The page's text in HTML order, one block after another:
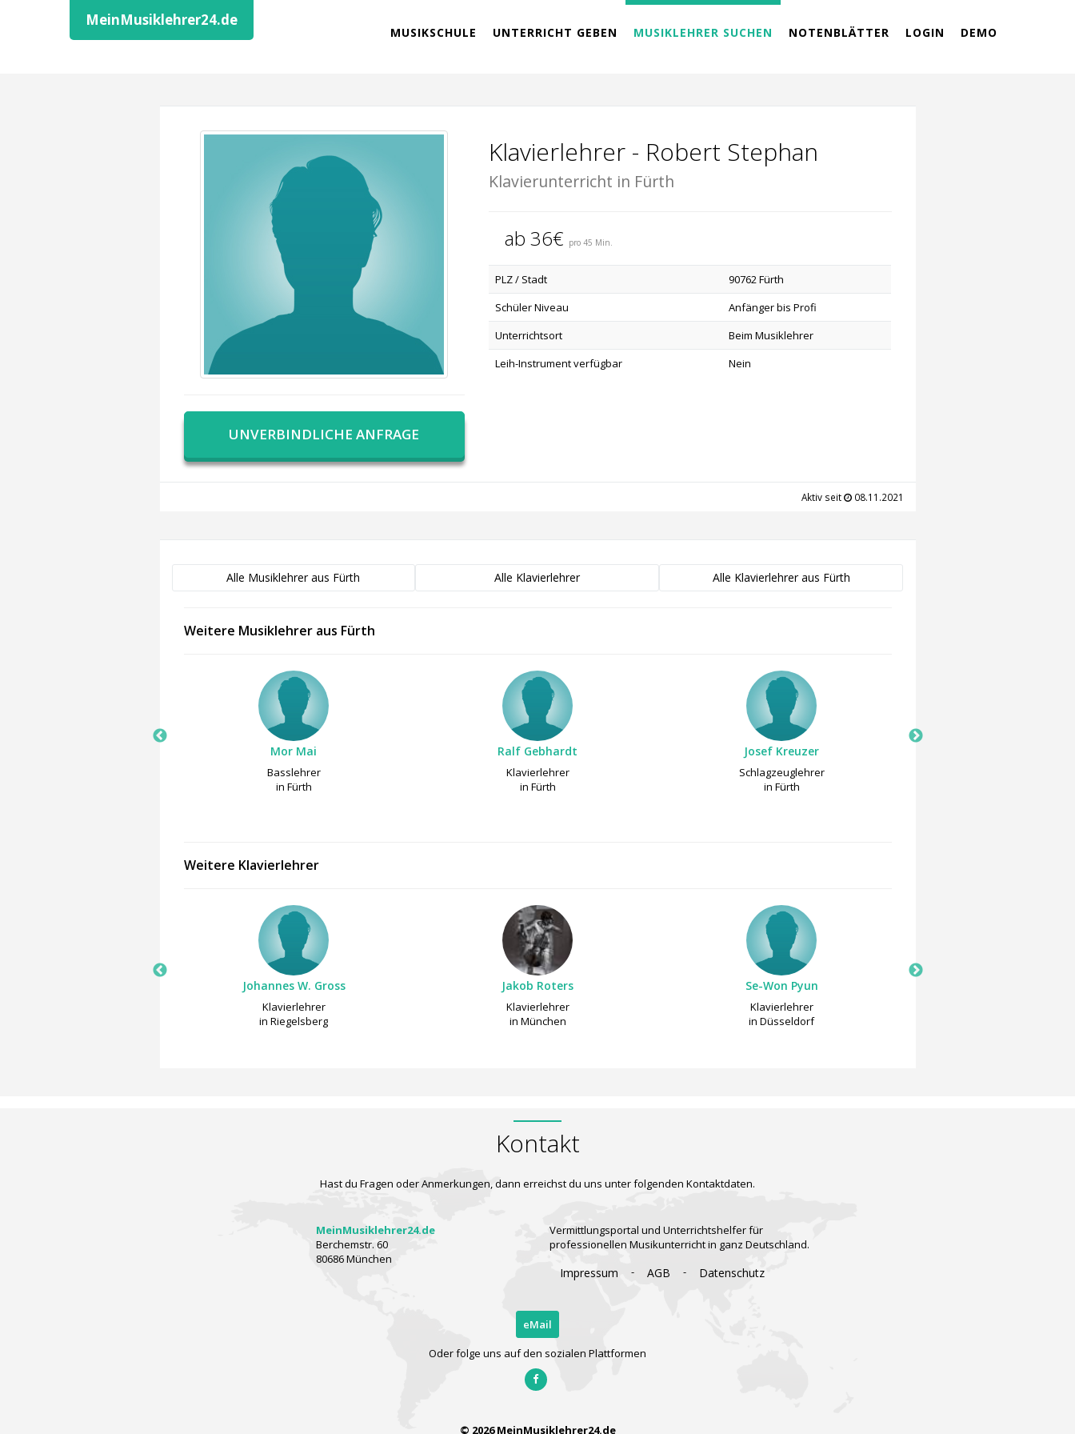
MeinMusiklehrer24.de
MUSIKSCHULE UNTERRICHT GEBEN MUSIKLEHRER SUCHEN NOTENBLÄTTER LOGIN DEMO
UNVERBINDLICHE ANFRAGE
Klavierlehrer - Robert Stephan
Klavierunterricht in Fürth
ab 36€ pro 45 Min.
PLZ / Stadt
90762 Fürth
Schüler Niveau
Anfänger bis Profi
Unterrichtsort
Beim Musiklehrer
Leih-Instrument verfügbar
Nein
Aktiv seit 08.11.2021
Alle Musiklehrer aus Fürth Alle Klavierlehrer Alle Klavierlehrer aus Fürth
Weitere Musiklehrer aus Fürth
Mor Mai
Basslehrer
in Fürth
Ralf Gebhardt
Klavierlehrer
in Fürth
Josef Kreuzer
Schlagzeuglehrer
in Fürth
Weitere Klavierlehrer
Johannes W. Gross
Klavierlehrer
in Riegelsberg
Jakob Roters
Klavierlehrer
in München
Se-Won Pyun
Klavierlehrer
in Düsseldorf
Kontakt
Hast du Fragen oder Anmerkungen, dann erreichst du uns unter folgenden Kontaktdaten.
MeinMusiklehrer24.de
Berchemstr. 60
80686 München
Vermittlungsportal und Unterrichtshelfer für
professionellen Musikunterricht in ganz Deutschland.
Impressum - AGB - Datenschutz
eMail
Oder folge uns auf den sozialen Plattformen
© 2026 MeinMusiklehrer24.de